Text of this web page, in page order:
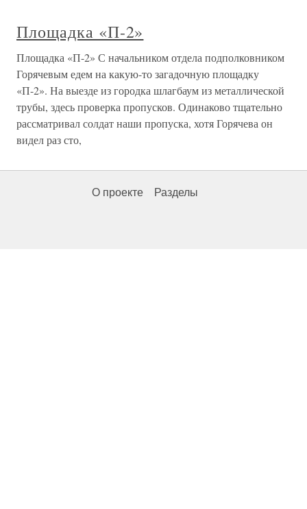
Площадка «П-2»
Площадка «П-2» С начальником отдела подполковником
Горячевым едем на какую-то загадочную площадку
«П-2». На выезде из городка шлагбаум из металлической
трубы, здесь проверка пропусков. Одинаково тщательно
рассматривал солдат наши пропуска, хотя Горячева он
видел раз сто,
О проекте Разделы